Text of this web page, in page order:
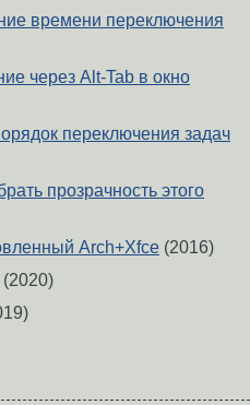
времени переключения
через Alt-Tab в окно
переключения задач
прозрачность этого
Arch+Xfce (2016)
(2020)